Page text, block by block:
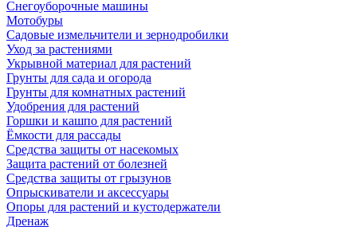
Снегоуборочные машины
Мотобуры
Садовые измельчители и зернодробилки
Уход за растениями
Укрывной материал для растений
Грунты для сада и огорода
Грунты для комнатных растений
Удобрения для растений
Горшки и кашпо для растений
Ёмкости для рассады
Средства защиты от насекомых
Защита растений от болезней
Средства защиты от грызунов
Опрыскиватели и аксессуары
Опоры для растений и кустодержатели
Дренаж